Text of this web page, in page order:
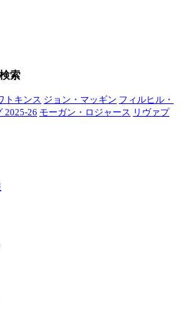
索
トキンス ジョン・マッギン フィルヒル・
2025-26 モーガン・ロジャース リヴァプ